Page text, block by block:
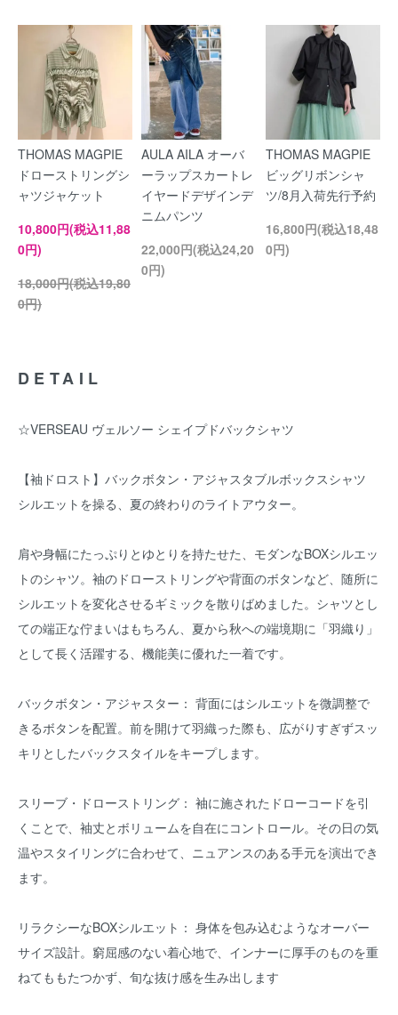
THOMAS MAGPIE
ドローストリングシ
ャツジャケット
10,800円(税込11,88
0円)
18,000円(税込19,80
0円)
AULA AILA オーバ
ーラップスカートレ
イヤードデザインデ
ニムパンツ
22,000円(税込24,20
0円)
THOMAS MAGPIE
ビッグリボンシャ
ツ/8月入荷先行予約
16,800円(税込18,48
0円)
DETAIL
☆VERSEAU ヴェルソー シェイプドバックシャツ
【袖ドロスト】バック​ボタン・アジャスタブルボックスシャツ
シルエットを操る、夏の終わりのライトアウター。
肩や身幅にたっぷりとゆとりを持たせた、モダンなBOXシルエッ
トのシャツ。袖のドローストリングや背面のボタンなど、随所に
シルエットを変化させるギミックを散りばめました。シャツとし
ての端正な佇まいはもちろん、夏から秋への端境期に「羽織り」
として長く活躍する、機能美に優れた一着です。
バックボタン・アジャスター： 背面にはシルエットを微調整で
きるボタンを配置。前を開けて羽織った際も、広がりすぎずスッ
キリとしたバックスタイルをキープします。
スリーブ・ドローストリング： 袖に施されたドローコードを引
くことで、袖丈とボリュームを自在にコントロール。その日の気
温やスタイリングに合わせて、ニュアンスのある手元を演出でき
ます。
リラクシーなBOXシルエット： 身体を包み込むようなオーバー
サイズ設計。窮屈感のない着心地で、インナーに厚手のものを重
ねてももたつかず、旬な抜け感を生み出します